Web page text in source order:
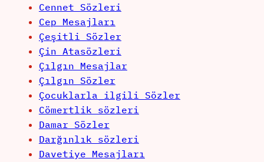
Cennet Sözleri
Cep Mesajları
Çeşitli Sözler
Çin Atasözleri
Çılgın Mesajlar
Çılgın Sözler
Çocuklarla ilgili Sözler
Cömertlik sözleri
Damar Sözler
Darğınlık sözleri
Davetiye Mesajları